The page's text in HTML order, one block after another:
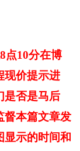
点10分在博
现价提示进
是否是马后
督本篇文章发
示的时间和